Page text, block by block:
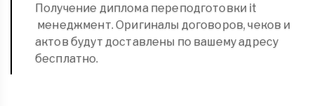
Получение диплома переподготовки it
менеджмент. Оригиналы договоров, чеков и
актов будут доставлены по вашему адресу
бесплатно.